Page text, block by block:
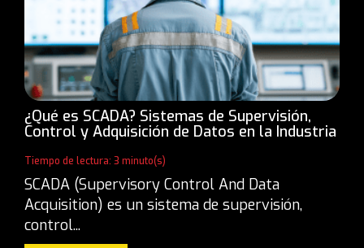
¿Qué es SCADA? Sistemas de Supervisión,
Control y Adquisición de Datos en la Industria
Tiempo de lectura: 3 minuto(s)
SCADA (Supervisory Control And Data
Acquisition) es un sistema de supervisión,
control...